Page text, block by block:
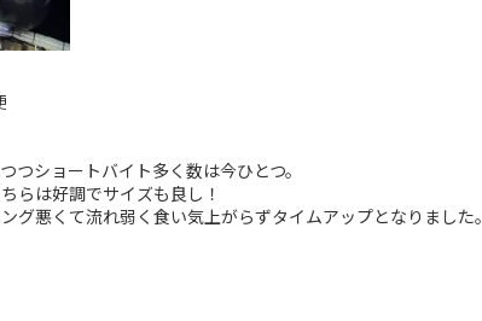
つショートバイト多く数は今ひとつ。
らは好調でサイズも良し！
グ悪くて流れ弱く食い気上がらずタイムアップとなりました。